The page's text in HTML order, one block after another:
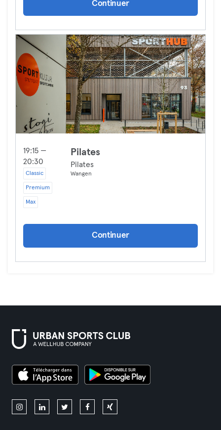
Continuer
19:15 —
20:30
Classic
Premium
Max
Pilates
Pilates
Wangen
Continuer